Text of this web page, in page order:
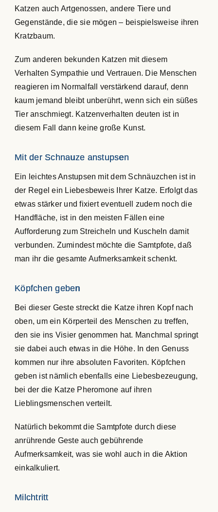
Katzen auch Artgenossen, andere Tiere und
Gegenstände, die sie mögen – beispielsweise ihren
Kratzbaum.
Zum anderen bekunden Katzen mit diesem
Verhalten Sympathie und Vertrauen. Die Menschen
reagieren im Normalfall verstärkend darauf, denn
kaum jemand bleibt unberührt, wenn sich ein süßes
Tier anschmiegt. Katzenverhalten deuten ist in
diesem Fall dann keine große Kunst.
Mit der Schnauze anstupsen
Ein leichtes Anstupsen mit dem Schnäuzchen ist in
der Regel ein Liebesbeweis Ihrer Katze. Erfolgt das
etwas stärker und fixiert eventuell zudem noch die
Handfläche, ist in den meisten Fällen eine
Aufforderung zum Streicheln und Kuscheln damit
verbunden. Zumindest möchte die Samtpfote, daß
man ihr die gesamte Aufmerksamkeit schenkt.
Köpfchen geben
Bei dieser Geste streckt die Katze ihren Kopf nach
oben, um ein Körperteil des Menschen zu treffen,
den sie ins Visier genommen hat. Manchmal springt
sie dabei auch etwas in die Höhe. In den Genuss
kommen nur ihre absoluten Favoriten. Köpfchen
geben ist nämlich ebenfalls eine Liebesbezeugung,
bei der die Katze Pheromone auf ihren
Lieblingsmenschen verteilt.
Natürlich bekommt die Samtpfote durch diese
anrührende Geste auch gebührende
Aufmerksamkeit, was sie wohl auch in die Aktion
einkalkuliert.
Milchtritt